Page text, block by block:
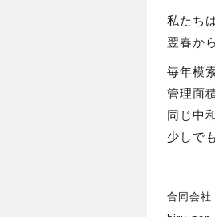
私たち
翌春か
毎年模
管理面
同じ中
少しで
合同会社